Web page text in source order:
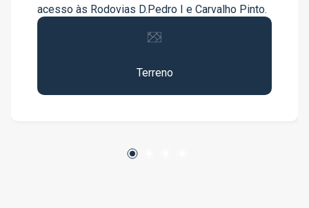
acesso às Rodovias D.Pedro I e Carvalho Pinto.
Terreno